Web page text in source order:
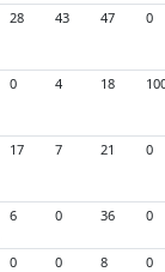
28 43 47 0
0 4 18
17 7 21 0
6 0 36 0
0 0 8 0